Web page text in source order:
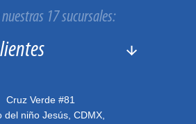
nuestras 17 sucursales:
Cruz Verde #81
del niño Jesús, CDMX,